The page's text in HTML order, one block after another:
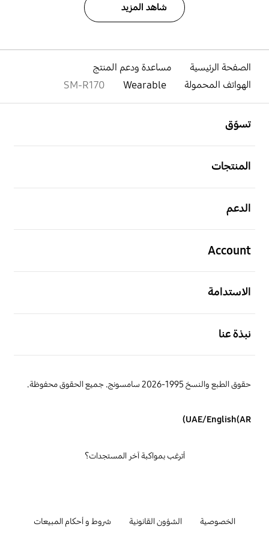
شاهد المزيد
الصفحة الرئيسية
مساعدة ودعم المنتج
الهواتف المحمولة
Wearable
SM-R170
تسوّق
المنتجات
الدعم
Account
الاستدامة
نبذة عنا
حقوق الطبع والنسخ 1995-2026 سامسونج. جميع الحقوق محفوظة.
UAE/English(AR)
الخصوصية الشؤون القانونية شروط و أحكام المبيعات
أترغب بمواكبة آخر المستجدات؟